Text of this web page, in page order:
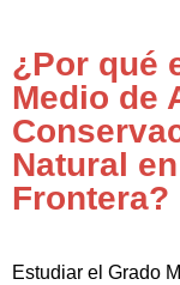
¿Por qué
Medio de
Natural
Frontera?
Estudiar el Grado